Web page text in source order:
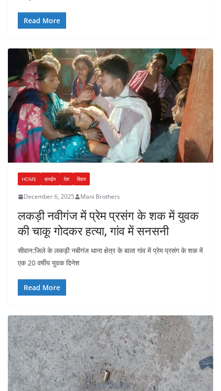
Read More
HOME क्राईम देश बिहार
December 6, 2025 Mani Brothers
लकड़ी नवीगंज में प्रेम प्रसंग के शक में युवक
की चाकू गोदकर हत्या, गांव में सनसनी
सीवान:जिले के लकड़ी नबीगंज थाना क्षेत्र के बाला गांव में प्रेम प्रसंग के शक में
एक 20 वर्षीय युवक दिनेश
Read More